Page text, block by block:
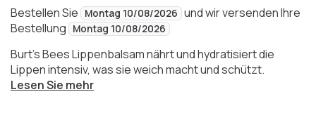
Bestellen Sie Montag 10/08/2026 und wir versenden Ihre
Bestellung
Montag 10/08/2026
Burt’s Bees Lippenbalsam nährt und hydratisiert die
Lippen intensiv, was sie weich macht und schützt.
Lesen Sie mehr